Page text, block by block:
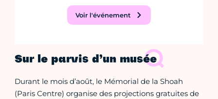
Voir l'événement
Sur le parvis d’un musée
Durant le mois d’août, le Mémorial de la Shoah
(Paris Centre) organise des projections gratuites de